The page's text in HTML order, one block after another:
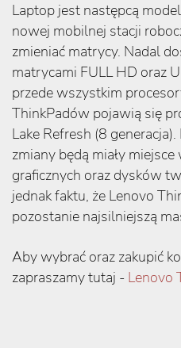
Laptop jest następcą
nowej mobilnej stacji
zmieniać matrycy. Nadal
matrycami FULL HD oraz
przede wszystkim
ThinkPadów pojawią się
Lake Refresh (8
zmiany będą miały
graficznych oraz dysków
jednak faktu, że Lenovo
pozostanie najsilniejszą
Aby wybrać oraz zakupić
zapraszamy tutaj - Lenovo